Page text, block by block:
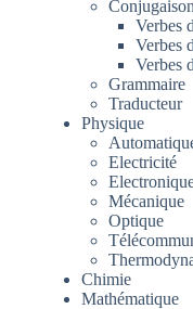
Conjugaison
Verbes
Verbes
Verbes
Grammaire
Traducteur
Physique
Electricité
Mécanique
Optique
Chimie
Mathématique